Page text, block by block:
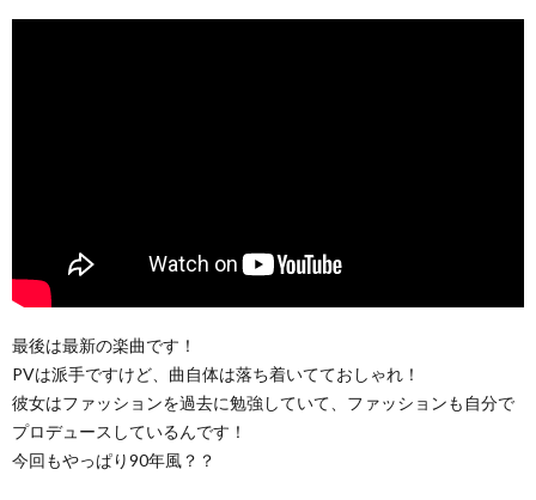
最後は最新の楽曲です！
PVは派手ですけど、曲自体は落ち着いてておしゃれ！
彼女はファッションを過去に勉強していて、ファッションも自分で
プロデュースしているんです！
今回もやっぱり90年風？？